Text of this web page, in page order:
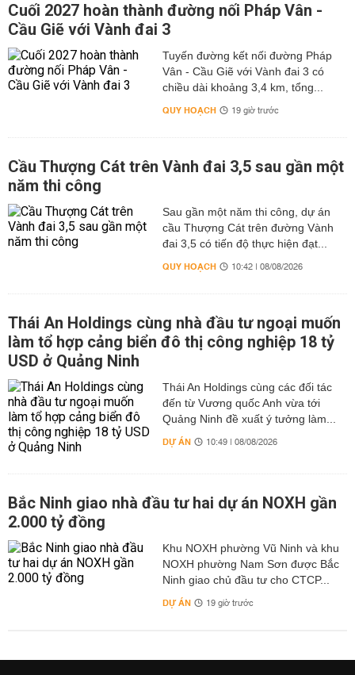
Cuối 2027 hoàn thành đường nối Pháp Vân -
Cầu Giẽ với Vành đai 3
Tuyến đường kết nối đường Pháp
Vân - Cầu Giẽ với Vành đai 3 có
chiều dài khoảng 3,4 km, tổng...
QUY HOẠCH 19 giờ trước
Cầu Thượng Cát trên Vành đai 3,5 sau gần một
năm thi công
Sau gần một năm thi công, dự án
cầu Thượng Cát trên đường Vành
đai 3,5 có tiến độ thực hiện đạt...
QUY HOẠCH 10:42 | 08/08/2026
Thái An Holdings cùng nhà đầu tư ngoại muốn
làm tổ hợp cảng biển đô thị công nghiệp 18 tỷ
USD ở Quảng Ninh
Thái An Holdings cùng các đối tác
đến từ Vương quốc Anh vừa tới
Quảng Ninh đề xuất ý tưởng làm...
DỰ ÁN 10:49 | 08/08/2026
Bắc Ninh giao nhà đầu tư hai dự án NOXH gần
2.000 tỷ đồng
Khu NOXH phường Vũ Ninh và khu
NOXH phường Nam Sơn được Bắc
Ninh giao chủ đầu tư cho CTCP...
DỰ ÁN 19 giờ trước